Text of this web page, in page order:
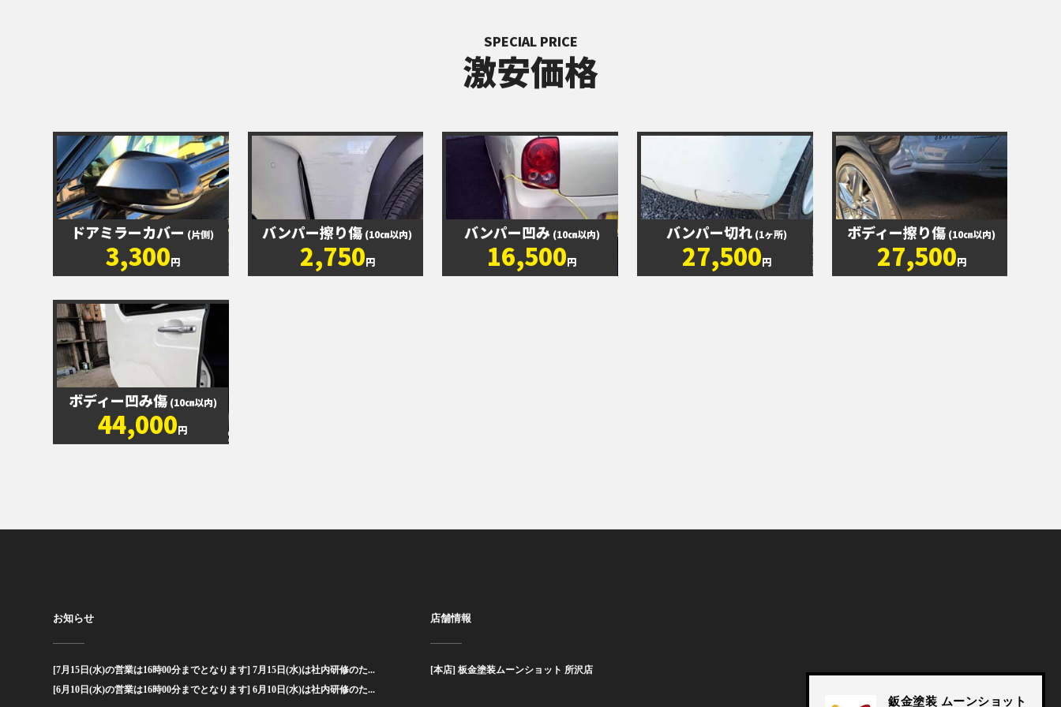
SPECIAL PRICE
激安価格
ドアミラーカバー (片側)
3,300円
バンパー擦り傷 (10㎝以内)
2,750円
バンパー凹み (10㎝以内)
16,500円
バンパー切れ (1ヶ所)
27,500円
ボディー擦り傷 (10㎝以内)
27,500円
ボディー凹み傷 (10㎝以内)
44,000円
お知らせ
[7月15日(水)の営業は16時00分までとなります] 7月15日(水)は社内研修のた...
[6月10日(水)の営業は16時00分までとなります] 6月10日(水)は社内研修のた...
店舗情報
[本店] 板金塗装ムーンショット 所沢店
鈑金塗装 ムーンショット